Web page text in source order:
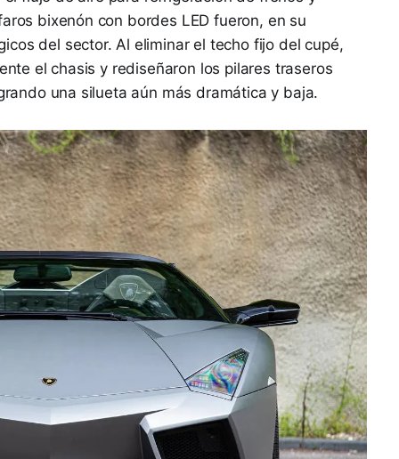
bixenón con bordes LED fueron, en su
del sector. Al eliminar el techo fijo del cupé,
el chasis y rediseñaron los pilares traseros
una silueta aún más dramática y baja.